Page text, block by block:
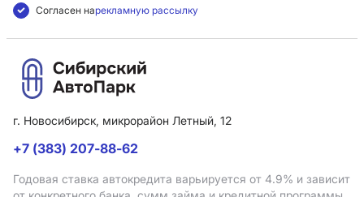
Согласен нарекламную рассылку
г. Новосибирск, микрорайон Летный, 12
+7 (383) 207-88-62
Годовая ставка автокредита варьируется от 4.9% и зависит